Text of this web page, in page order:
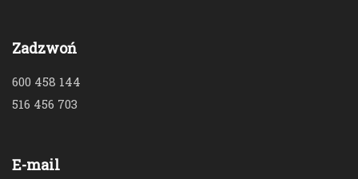
Zadzwoń
600 458 144
516 456 703
E-mail